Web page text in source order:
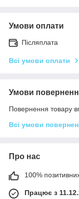
Умови оплати
Післяплата
Всі умови оплати
Умови
Повернення товару
Всі умови
Про нас
100% позитивних
Працює з